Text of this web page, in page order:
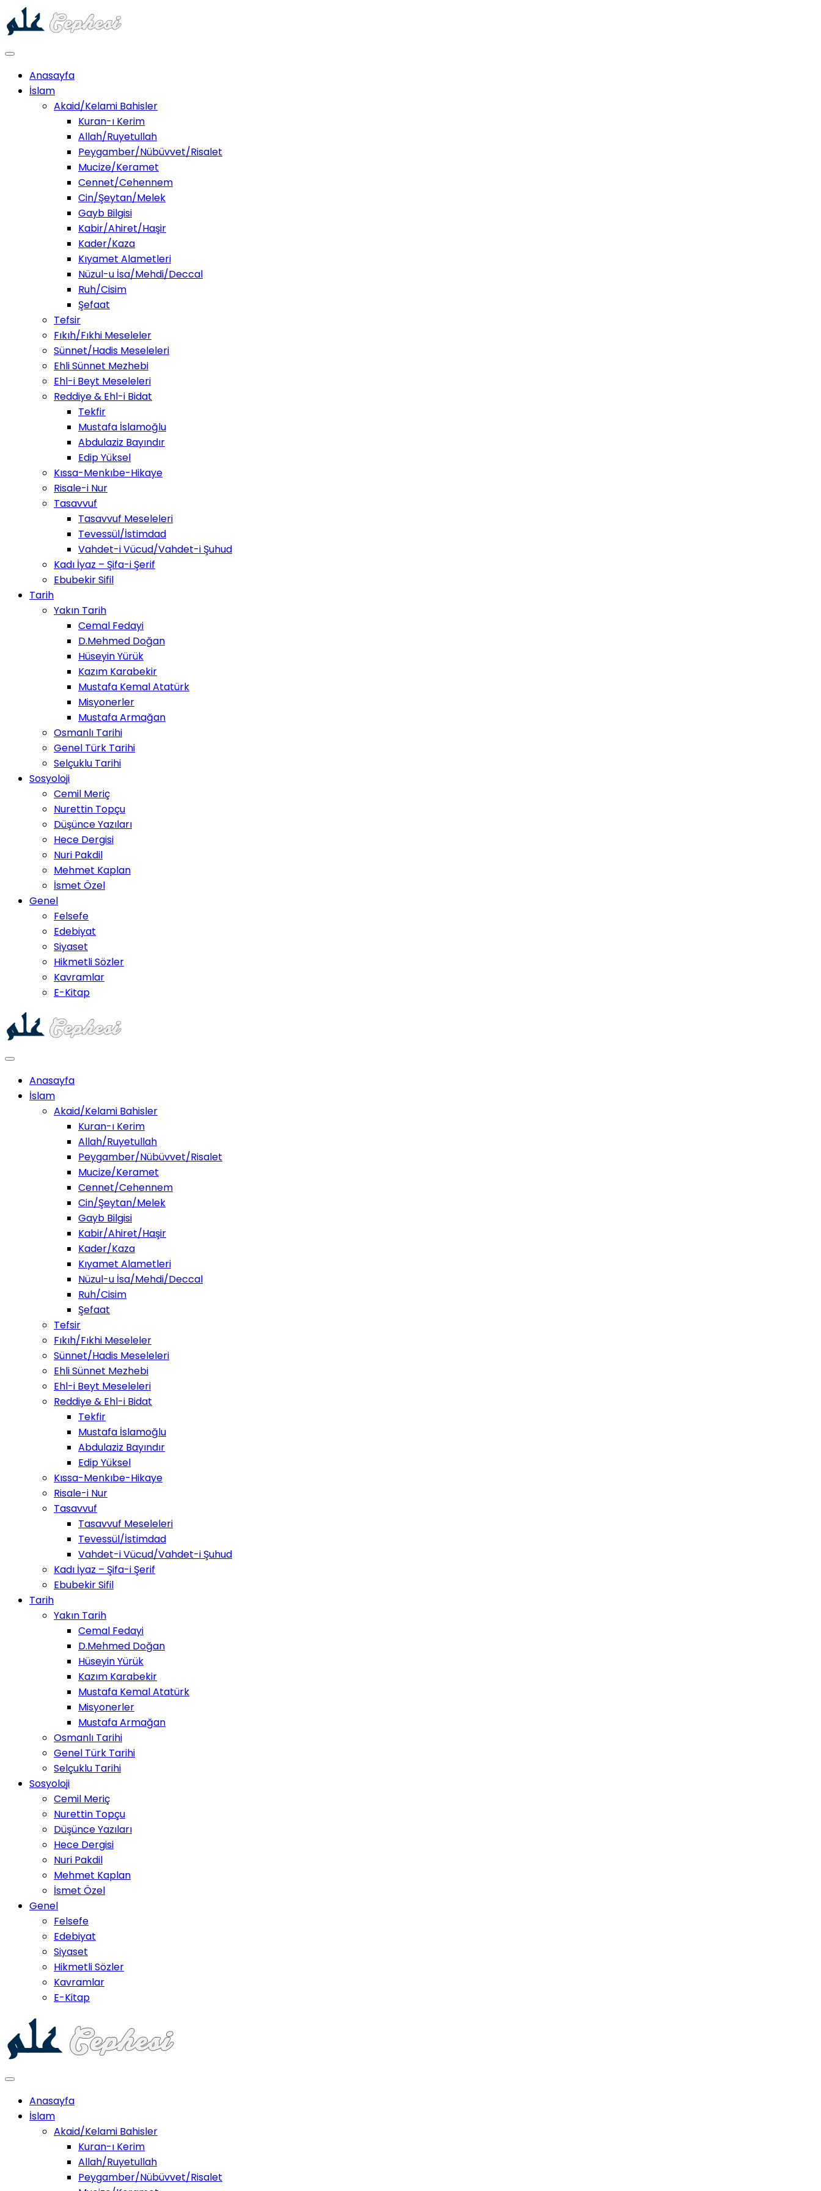
Anasayfa
İslam
Akaid/Kelami Bahisler
Kuran-ı Kerim
Allah/Ruyetullah
Peygamber/Nübüvvet/Risalet
Mucize/Keramet
Cennet/Cehennem
Cin/Şeytan/Melek
Gayb Bilgisi
Kabir/Ahiret/Haşir
Kader/Kaza
Kıyamet Alametleri
Nüzul-u İsa/Mehdi/Deccal
Ruh/Cisim
Şefaat
Tefsir
Fıkıh/Fıkhi Meseleler
Sünnet/Hadis Meseleleri
Ehli Sünnet Mezhebi
Ehl-i Beyt Meseleleri
Reddiye & Ehl-i Bidat
Tekfir
Mustafa İslamoğlu
Abdulaziz Bayındır
Edip Yüksel
Kıssa-Menkıbe-Hikaye
Risale-i Nur
Tasavvuf
Tasavvuf Meseleleri
Tevessül/İstimdad
Vahdet-i Vücud/Vahdet-i Şuhud
Kadı İyaz – Şifa-i Şerif
Ebubekir Sifil
Tarih
Yakın Tarih
Cemal Fedayi
D.Mehmed Doğan
Hüseyin Yürük
Kazım Karabekir
Mustafa Kemal Atatürk
Misyonerler
Mustafa Armağan
Osmanlı Tarihi
Genel Türk Tarihi
Selçuklu Tarihi
Sosyoloji
Cemil Meriç
Nurettin Topçu
Düşünce Yazıları
Hece Dergisi
Nuri Pakdil
Mehmet Kaplan
İsmet Özel
Genel
Felsefe
Edebiyat
Siyaset
Hikmetli Sözler
Kavramlar
E-Kitap
Anasayfa
İslam
Akaid/Kelami Bahisler
Kuran-ı Kerim
Allah/Ruyetullah
Peygamber/Nübüvvet/Risalet
Mucize/Keramet
Cennet/Cehennem
Cin/Şeytan/Melek
Gayb Bilgisi
Kabir/Ahiret/Haşir
Kader/Kaza
Kıyamet Alametleri
Nüzul-u İsa/Mehdi/Deccal
Ruh/Cisim
Şefaat
Tefsir
Fıkıh/Fıkhi Meseleler
Sünnet/Hadis Meseleleri
Ehli Sünnet Mezhebi
Ehl-i Beyt Meseleleri
Reddiye & Ehl-i Bidat
Tekfir
Mustafa İslamoğlu
Abdulaziz Bayındır
Edip Yüksel
Kıssa-Menkıbe-Hikaye
Risale-i Nur
Tasavvuf
Tasavvuf Meseleleri
Tevessül/İstimdad
Vahdet-i Vücud/Vahdet-i Şuhud
Kadı İyaz – Şifa-i Şerif
Ebubekir Sifil
Tarih
Yakın Tarih
Cemal Fedayi
D.Mehmed Doğan
Hüseyin Yürük
Kazım Karabekir
Mustafa Kemal Atatürk
Misyonerler
Mustafa Armağan
Osmanlı Tarihi
Genel Türk Tarihi
Selçuklu Tarihi
Sosyoloji
Cemil Meriç
Nurettin Topçu
Düşünce Yazıları
Hece Dergisi
Nuri Pakdil
Mehmet Kaplan
İsmet Özel
Genel
Felsefe
Edebiyat
Siyaset
Hikmetli Sözler
Kavramlar
E-Kitap
Anasayfa
İslam
Akaid/Kelami Bahisler
Kuran-ı Kerim
Allah/Ruyetullah
Peygamber/Nübüvvet/Risalet